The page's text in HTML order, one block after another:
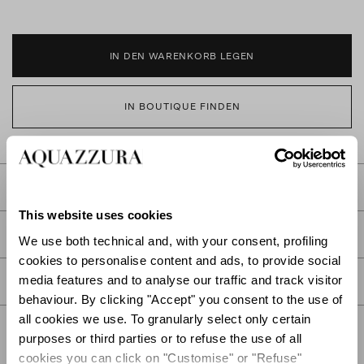
This website uses cookies
We use both technical and, with your consent, profiling
cookies to personalise content and ads, to provide social
media features and to analyse our traffic and track visitor
behaviour. By clicking "Accept" you consent to the use of
all cookies we use. To granularly select only certain
purposes or third parties or to refuse the use of all
cookies you can click on "Customise" or "Refuse"
IN DEN WARENKORB LEGEN
IN BOUTIQUE FINDEN
DETAIL
PFLEGE